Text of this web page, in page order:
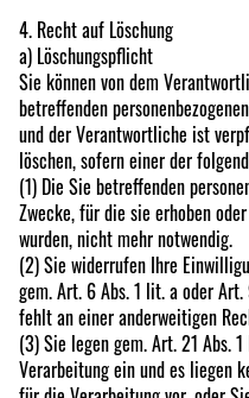
4. Recht auf Löschung
a) Löschungspflicht
Sie können von dem
betreffenden
und der Verantwortliche ist
löschen, sofern einer der
(1) Die Sie betreffenden
Zwecke, für die sie erhoben
wurden, nicht mehr notwendig.
(2) Sie widerrufen Ihre
gem. Art. 6 Abs. 1 lit. a oder
fehlt an einer anderweitigen
(3) Sie legen gem. Art. 21 Abs.
Verarbeitung ein und es liegen